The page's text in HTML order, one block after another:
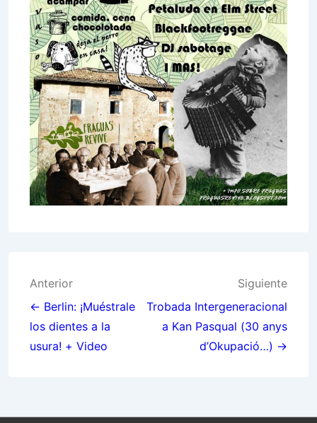
Navegación
de
entradas
Anterior
← Berlin: ¡Muéstrale
los dientes a la
usura! + Video
Siguiente
Trobada Intergeneracional
a Kan Pasqual (30 anys
d’Okupació…) →